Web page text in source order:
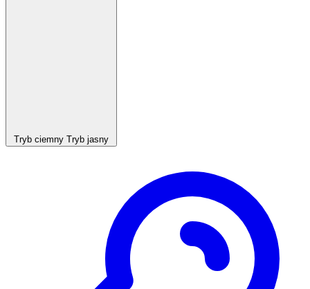
Tryb ciemny Tryb jasny